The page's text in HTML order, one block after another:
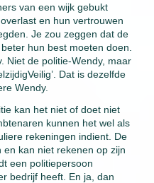
van een wijk gebukt
en hun vertrouwen
Je zou zeggen dat de
hun best moeten doen.
Niet de politie-Wendy, maar
Dat is dezelfde
Wendy.
kan het niet of doet niet
kunnen het wel als
rekeningen indient. De
kan niet rekenen op zijn
een politiepersoon
bedrijf heeft. En ja, dan